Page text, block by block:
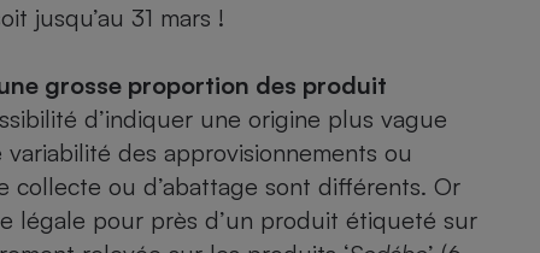
jusqu’au 31 mars !
grosse proportion des produit
d’indiquer une origine plus vague
variabilité des approvisionnements ou
collecte ou d’abattage sont différents. Or
légale pour près d’un produit étiqueté sur
Aspirateur